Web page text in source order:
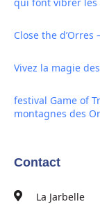
Close the d’Orres
Vivez la magie
festival Game of
montagnes des
Contact
La Jarbelle